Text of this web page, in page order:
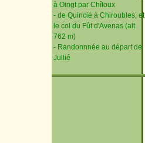
à Oingt par Chîtoux
- de Quincié à Chiroubles, et
le col du Fût d'Avenas (alt.
762 m)
- Randonnnée au départ de
Jullié